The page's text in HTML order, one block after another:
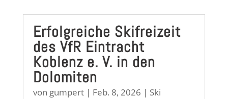
Erfolgreiche Skifreizeit
des VfR Eintracht
Koblenz e. V. in den
Dolomiten
von gumpert| Feb. 8, 2026 | Ski